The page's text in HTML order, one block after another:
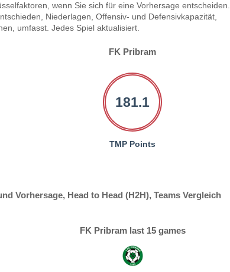
wenn Sie sich für eine Vorhersage entscheiden.
Niederlagen, Offensiv- und Defensivkapazität,
umfasst. Jedes Spiel aktualisiert.
FK Pribram
181.1
TMP Points
Vorhersage, Head to Head (H2H), Teams Vergleich
FK Pribram last 15 games